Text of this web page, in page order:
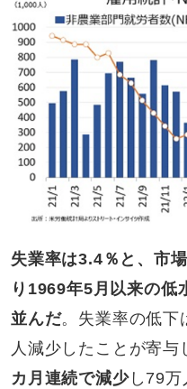
失業率は3.4％と、市
り1969年5月以来の低
並んだ。失業率の低下
人減少したことが寄与
カ月連続で減少し79万